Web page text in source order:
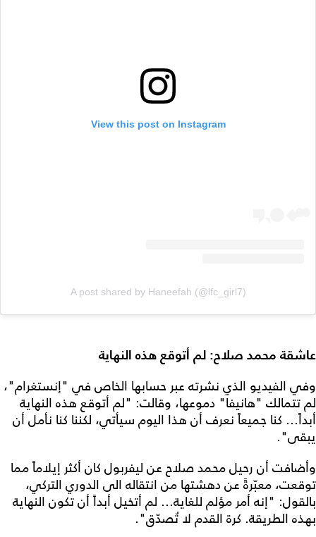
View this post on Instagram
A post shared by Haneefah (@lfc_girl7)
عاشقة محمد صلاح: لم أتوقع هذه النهاية
وفي الفيديو الذي نشرته عبر حسابها الخاص في "إنستغرام"،
لم تتمالك "هانيفا" دموعها، وقالت: "لم أتوقع هذه النهاية
أبداً... كنا جميعاً نعرف أن هذا اليوم سيأتي، لكننا كنا نأمل أن
يبقى".
وأضافت أن رحيل محمد صلاح عن ليفربول كان أكثر إيلاماً مما
توقعت، معبّرةً عن دهشتها من انتقاله الى الدوري التركي،
بالقول: "إنه أمر مؤلم للغاية... لم أتخيل أبداً أن تكون النهاية
بهذه الطريقة. كرة القدم لا تُصدّق".